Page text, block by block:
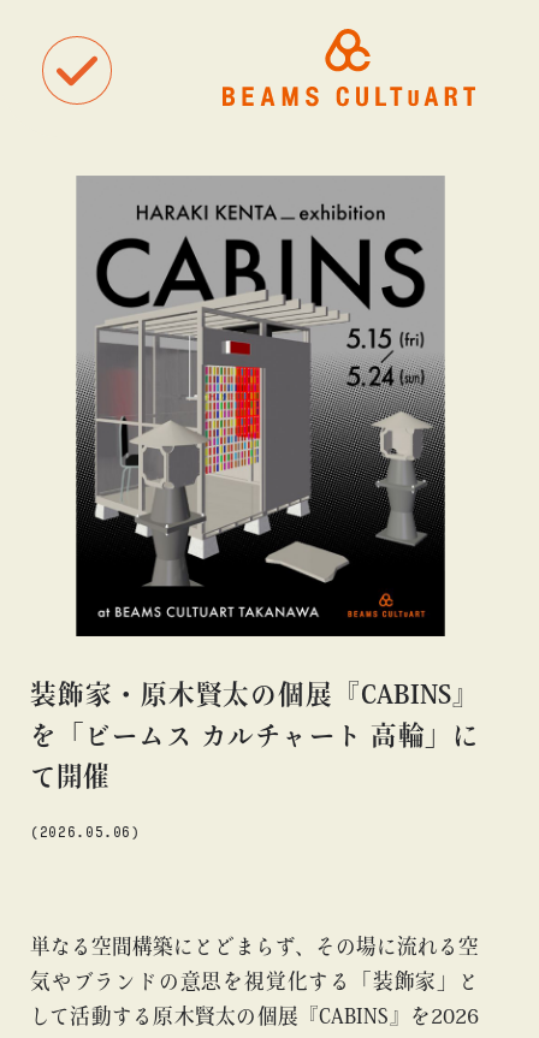
聴
着
タグ一覧
#ART #BEAMS CULTUART #BEAMS MANGART
#BEAMS
#BEAMS T
#bPrビームス
#Bギャラリー
#TOKYO CULTUART by BEAMS
#Tシャツ
#アート
#アートが生まれるところ
#アートフェア #アイドル
#エンタメ #ギャラリー
#ビームス カルチャー ト 高輪
#ビームス ジャパン
#ファッション
#フェニカ #マンガ
#モノ・カルチャ
#ライブ
#レコード #写真 #抽選販売 #漫画
#絵画
#美術館 #言葉 #連載 #音楽
装飾家・原木賢太の個展『CABINS』
を「ビームス カルチャート 高輪」に
て開催
(2026.05.06)
単なる空間構築にとどまらず、その場に流れる空
気やブランドの意思を視覚化する「装飾家」と
して活動する原木賢太の個展『CABINS』を2026